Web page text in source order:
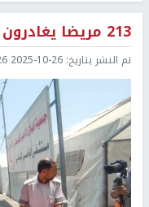
213 مريضا يغادرون قطاع غزة للعلاج في الخارج
تم النشر بتاريخ: 2025-10-26 20:26